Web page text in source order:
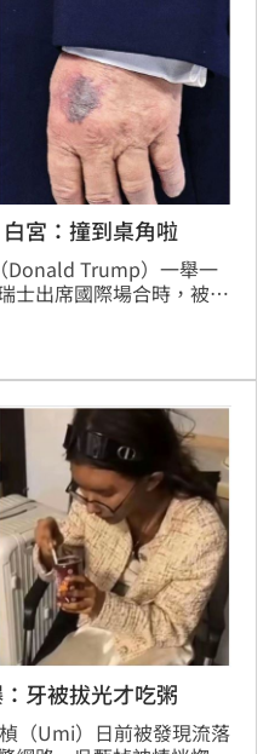
宮：撞到桌角啦
Donald Trump）一舉一
士出席國際場合時，被攝
）上瘋傳，引發外界
外」導致的皮外傷，並強
牙被拔光才吃粥
（Umi）日前被發現流落